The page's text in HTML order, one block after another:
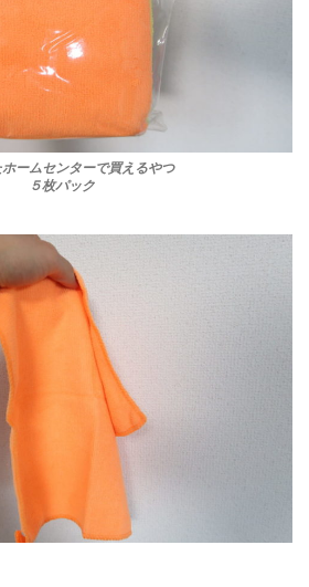
ホームセンターで買えるやつ
５枚パック